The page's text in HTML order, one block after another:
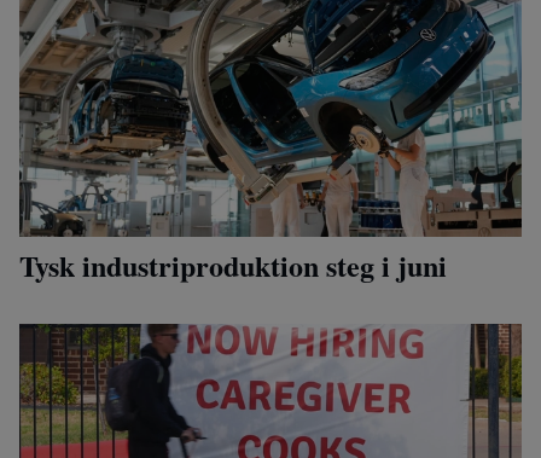
Tysk industriproduktion steg i juni